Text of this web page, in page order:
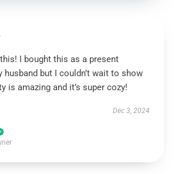
I bought this as a present
husband but I couldn’t wait to show
is amazing and it’s super cozy!
Dec 3, 2024